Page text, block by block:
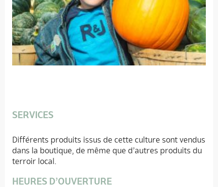
SERVICES
Différents produits issus de cette culture sont vendus
dans la boutique, de même que d’autres produits du
terroir local.
HEURES D’OUVERTURE